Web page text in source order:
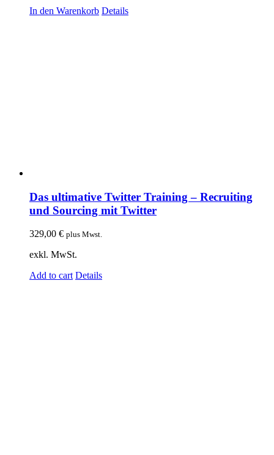
In den Warenkorb Details
Das ultimative Twitter Training – Recruiting
und Sourcing mit Twitter
329,00 € plus Mwst.
exkl. MwSt.
Add to cart Details